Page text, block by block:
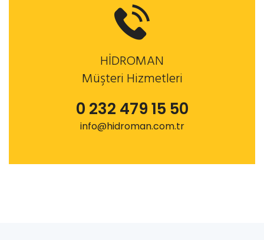
HİDROMAN
Müşteri Hizmetleri
0 232 479 15 50
info@hidroman.com.tr